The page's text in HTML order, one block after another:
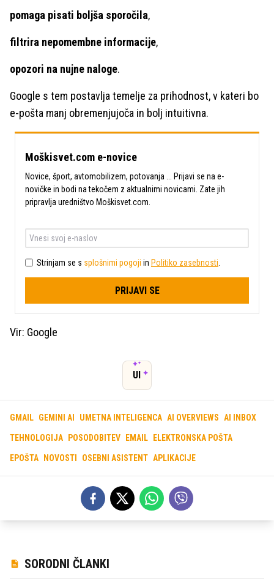
pomaga pisati boljša sporočila,
filtrira nepomembne informacije,
opozori na nujne naloge.
Google s tem postavlja temelje za prihodnost, v kateri bo
e-pošta manj obremenjujoča in bolj intuitivna.
Moškisvet.com e-novice
Novice, šport, avtomobilizem, potovanja ... Prijavi se na e-
novičke in bodi na tekočem z aktualnimi novicami. Zate jih
pripravlja uredništvo Moškisvet.com.
Strinjam se s splošnimi pogoji in Politiko zasebnosti
PRIJAVI SE
Vir: Google
UI
GMAIL GEMINI AI UMETNA INTELIGENCA AI OVERVIEWS AI INBOX
TEHNOLOGIJA POSODOBITEV EMAIL ELEKTRONSKA POŠTA
EPOŠTA NOVOSTI OSEBNI ASISTENT APLIKACIJE
SORODNI ČLANKI